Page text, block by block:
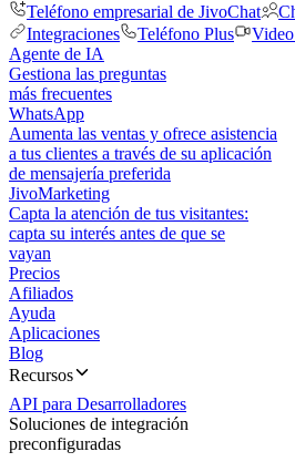
Teléfono empresarial de JivoChat
Integraciones
Teléfono Plus
Agente de IA
Gestiona las preguntas
más frecuentes
WhatsApp
Aumenta las ventas y ofrece asistencia
a tus clientes a través de su aplicación
de mensajería preferida
JivoMarketing
Capta la atención de tus visitantes:
capta su interés antes de que se
vayan
Precios
Afiliados
Ayuda
Aplicaciones
Blog
Recursos
API para Desarrolladores
Soluciones de integración
preconfiguradas